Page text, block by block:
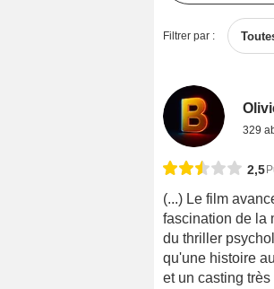
Filtrer par :
329
2,5
(...) Le film
fascination de la
du thriller
qu'une histoire
et un casting